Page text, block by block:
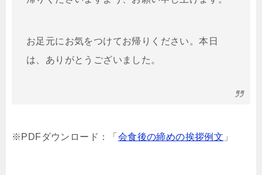
お足元にお気をつけてお帰りください。本日
は、ありがとうございました。
※PDFダウンロード：「 会食後の締めの挨拶例文 」